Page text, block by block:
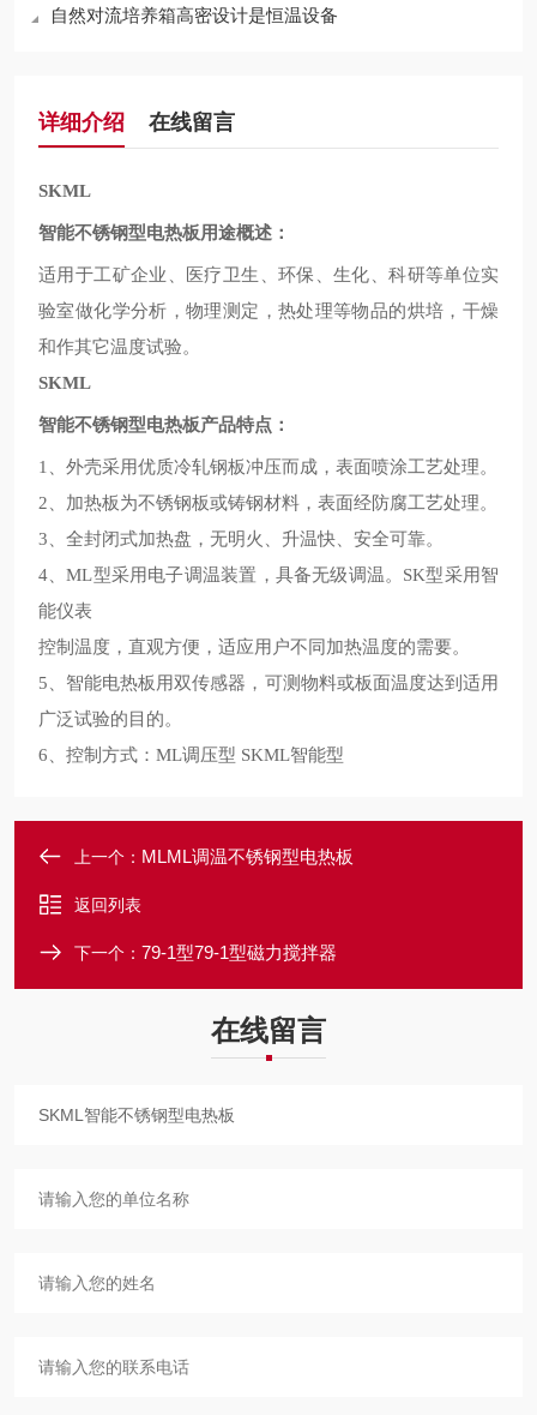
自然对流培养箱高密设计是恒温设备
详细介绍 在线留言
SKML
智能不锈钢型电热板用途概述：
适用于工矿企业、医疗卫生、环保、生化、科研等单位实
验室做化学分析，物理测定，热处理等物品的烘培，干燥
和作其它温度试验。
SKML
智能不锈钢型电热板产品特点：
1 、外壳采用优质冷轧钢板冲压而成，表面喷涂工艺处理。
2 、加热板为不锈钢板或铸钢材料，表面经防腐工艺处理。
3 、全封闭式加热盘，无明火、升温快、安全可靠。
4 、ML型采用电子调温装置，具备无级调温。 SK型采用智
能仪表
控制温度，直观方便，适应用户不同加热温度的需要。
5 、智能电热板用双传感器，可测物料或板面温度达到适用
广泛试验的目的。
6 、控制方式： ML调压型 SKML智能型
上一个： MLML调温不锈钢型电热板
返回列表
下一个： 79-1型79-1型磁力搅拌器
在线留言